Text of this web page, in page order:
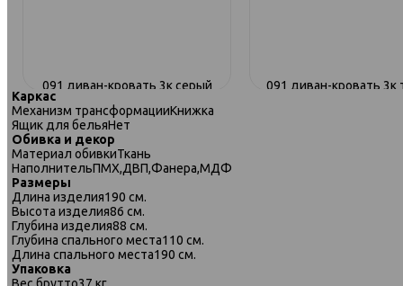
091 диван-кровать 3к серый
091 диван-кровать 3к
Каркас
Механизм трансформацииКнижка
Ящик для бельяНет
Обивка и декор
Материал обивкиТкань
НаполнительПМХ,ДВП,Фанера,МДФ
Размеры
Длина изделия190 см.
Высота изделия86 см.
Глубина изделия88 см.
Глубина спального места110 см.
Длина спального места190 см.
Упаковка
Вес брутто37 кг.